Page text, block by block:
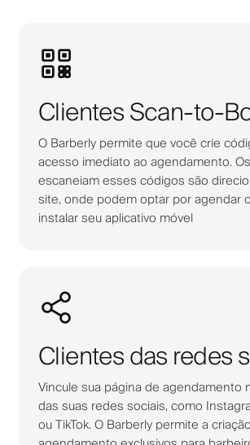
Clientes Scan-to-
O Barberly permite que você crie
acesso imediato ao agendamento.
escaneiam esses códigos são
site, onde podem optar por agendar
instalar seu aplicativo móvel
Clientes das redes
Vincule sua página de agendamento
das suas redes sociais, como
ou TikTok. O Barberly permite a